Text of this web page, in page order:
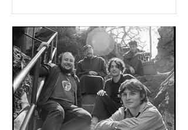
con claridad los mensajes del alma que viene a
compartirse con la humanidad. Ahora bien, hacer
del amor una doctrina, es una tarea aún más
compleja y demandante, cuyo compromiso
requiere que dicho talento y presencia sean
infatigables. Por lo tanto, tras el lanzamiento de
‘Doctrine of Love’, el segundo álbum de estudio de
Jalen